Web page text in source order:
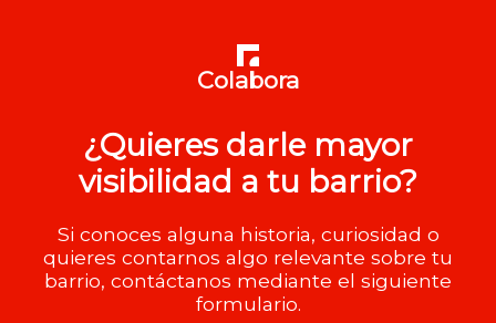
Colabora
¿Quieres darle mayor
visibilidad a tu barrio?
Si conoces alguna historia, curiosidad o
quieres contarnos algo relevante sobre tu
barrio, contáctanos mediante el siguiente
formulario.